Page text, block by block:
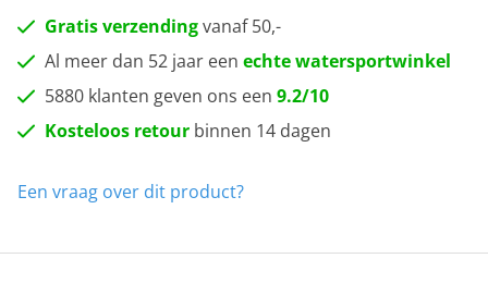
Gratis verzendingvanaf 50,-
Al meer dan 52 jaar een echte watersportwinkel
5880 klanten geven ons een 9.2/10
Kosteloos retour binnen 14 dagen
Een vraag over dit product?